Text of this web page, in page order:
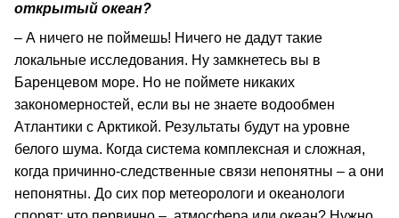
открытый океан?
– А ничего не поймешь! Ничего не дадут такие
локальные исследования. Ну замкнетесь вы в
Баренцевом море. Но не поймете никаких
закономерностей, если вы не знаете водообмен
Атлантики с Арктикой. Результаты будут на уровне
белого шума. Когда система комплексная и сложная,
когда причинно-следственные связи непонятны – а они
непонятны. До сих пор метеорологи и океанологи